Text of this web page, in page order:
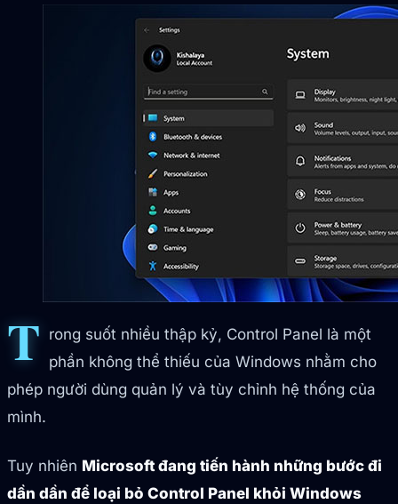
T rong suốt nhiều thập kỷ, Control Panel là một
phần không thể thiếu của Windows nhằm cho
phép người dùng quản lý và tùy chỉnh hệ thống của
mình.
Tuy nhiên Microsoft đang tiến hành những bước đi
dần dần để loại bỏ Control Panel khỏi Windows